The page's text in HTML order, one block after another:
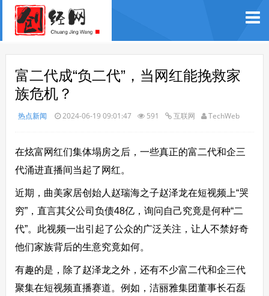
富二代成“负二代”，当网红能挽救家
族危机？
热点新闻 2024-06-19 09:01:47 591 互联网 TechWeb
在炫富网红们集体塌房之后，一些真正的富二代和企三
代涌进直播间当起了网红。
近期，曲美家居创始人赵瑞海之子赵泽龙在短视频上“哭
穷”，直言其父公司负债48亿，询问自己究竟是何种“二
代”。此视频一出引起了公众的广泛关注，让人不禁好奇
他们家族背后的生意究竟如何。
有趣的是，除了赵泽龙之外，还有不少富二代和企三代
聚集在短视频直播赛道。例如，洁丽雅集团董事长石磊